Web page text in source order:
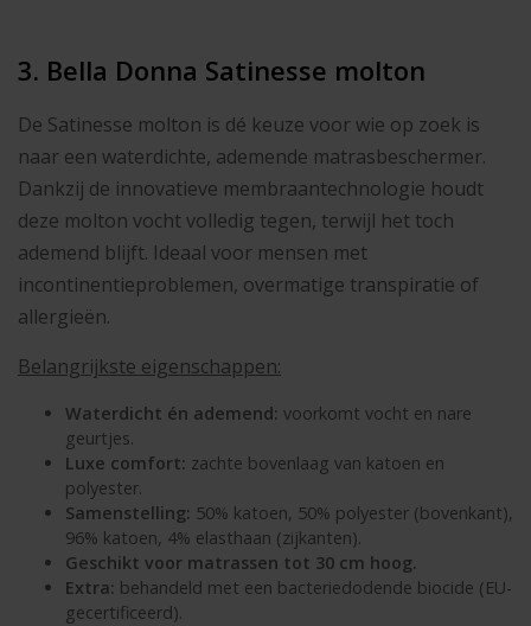
3. Bella Donna Satinesse molton
De Satinesse molton is dé keuze voor wie op zoek is
naar een waterdichte, ademende matrasbeschermer.
Dankzij de innovatieve membraantechnologie houdt
deze molton vocht volledig tegen, terwijl het toch
ademend blijft. Ideaal voor mensen met
incontinentieproblemen, overmatige transpiratie of
allergieën.
Belangrijkste eigenschappen:
Waterdicht én ademend: voorkomt vocht en nare
geurtjes.
Luxe comfort: zachte bovenlaag van katoen en
polyester.
Samenstelling: 50% katoen, 50% polyester (bovenkant),
96% katoen, 4% elasthaan (zijkanten).
Geschikt voor matrassen tot 30 cm hoog.
Extra: behandeld met een bacteriedodende biocide (EU-
gecertificeerd).